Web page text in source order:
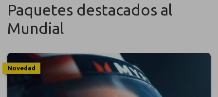
Paquetes destacados al
Mundial
Novedad